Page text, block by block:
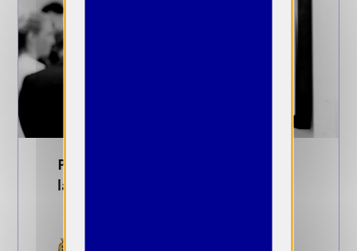
Prix Photo des Amis du Musée de
la Chasse et de la Nature